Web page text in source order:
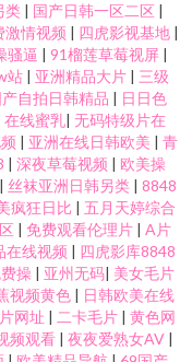
类 | 国产日韩一区二区 |
激情视频 | 四虎影视基地 |
骚逼 | 91榴莲草莓视屏 |
站 | 亚洲精品大片 | 三级
产自拍日韩精品 | 日日色
在线蜜乳| 无码特级片在
| 亚洲在线日韩欧美 | 青
| 深夜草莓视频 | 欧美操
| 丝袜亚洲日韩另类 | 8848
疯狂日比 | 五月天婷综合
| 免费观看伦理片 | A片
在线视频 | 四虎影库8848
操 | 亚州无码| 美女毛片
视频黄色 | 日韩欧美在线
网址 | 二卡毛片 | 黄色网
频观看 | 夜夜爱熟女AV |